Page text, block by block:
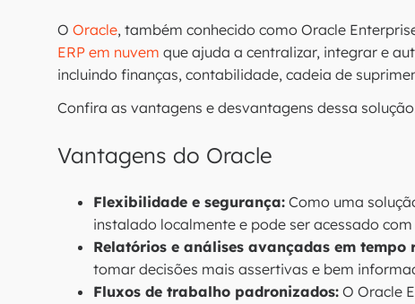
O Oracle, também conhecido como Oracle
ERP em nuvem que ajuda a centralizar, integrar e
incluindo finanças, contabilidade, cadeia de
Confira as vantagens e desvantagens dessa
Vantagens do Oracle
Flexibilidade e segurança: Como uma
instalado localmente e pode ser acessado
Relatórios e análises avançadas em tempo
tomar decisões mais assertivas e bem
Fluxos de trabalho padronizados: O Oracle